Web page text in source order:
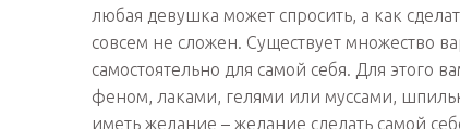
любая девушка может спросить, а как
совсем не сложен. Существует множество
самостоятельно для самой себя. Для этого
феном, лаками, гелями или муссами,
иметь желание – желание сделать самой